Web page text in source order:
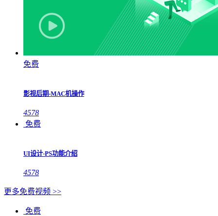
免费
影视后期-MAC机操作
4578
免费
UI设计-PS功能介绍
4578
更多免费视频 >>
免费